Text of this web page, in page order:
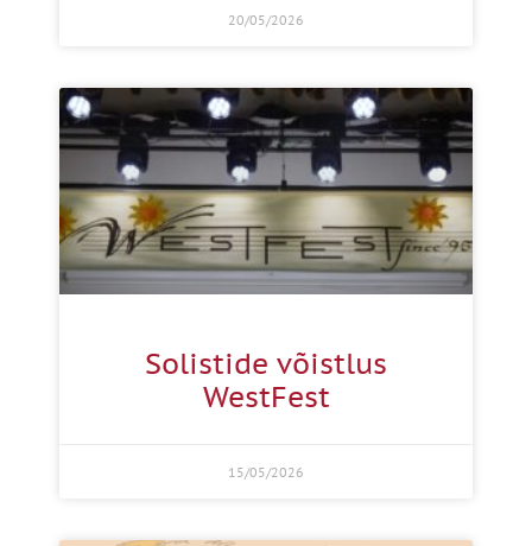
20/05/2026
Solistide võistlus
WestFest
15/05/2026